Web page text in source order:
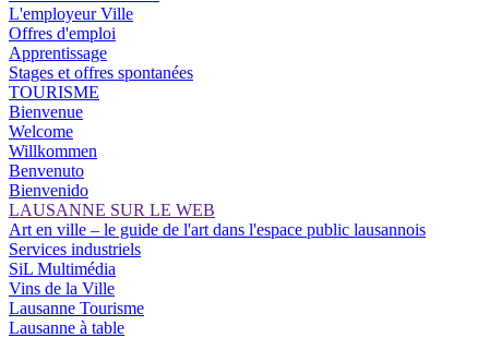
L'employeur Ville
Offres d'emploi
Apprentissage
Stages et offres spontanées
TOURISME
Bienvenue
Welcome
Willkommen
Benvenuto
Bienvenido
LAUSANNE SUR LE WEB
Art en ville – le guide de l'art dans l'espace public lausannois
Services industriels
SiL Multimédia
Vins de la Ville
Lausanne Tourisme
Lausanne à table